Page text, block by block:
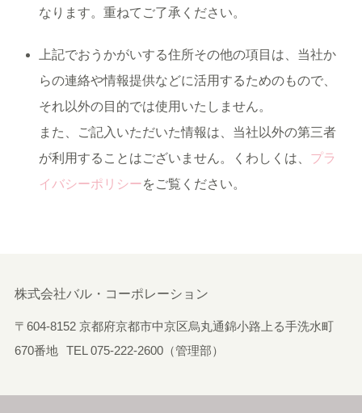
なります。重ねてご了承ください。
上記でおうかがいする住所その他の項目は、当社か
らの連絡や情報提供などに活用するためのもので、
それ以外の目的では使用いたしません。
また、ご記入いただいた情報は、当社以外の第三者
が利用することはございません。くわしくは、 プラ
イバシーポリシーをご覧ください。
株式会社バル・コーポレーション
〒604-8152 京都府京都市中京区烏丸通錦小路上る手洗水町
670番地
TEL 075-222-2600（管理部）